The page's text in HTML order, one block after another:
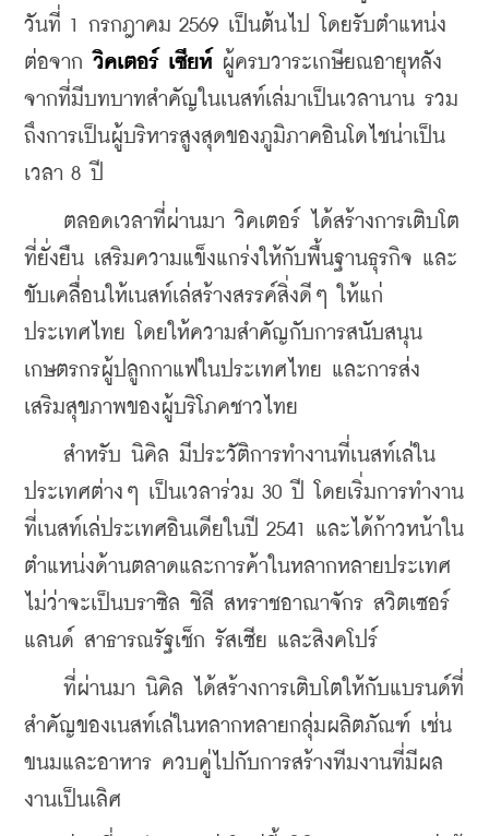
วันที่ 1 กรกฎาคม 2569 เป็นต้นไป โดยรับตำแหน่ง
ต่อจาก วิคเตอร์ เซียห์ ผู้ครบวาระเกษียณอายุหลัง
จากที่มีบทบาทสำคัญในเนสท์เล่มาเป็นเวลานาน รวม
ถึงการเป็นผู้บริหารสูงสุดของภูมิภาคอินโดไชน่าเป็น
เวลา 8 ปี
ตลอดเวลาที่ผ่านมา วิคเตอร์ ได้สร้างการเติบโต
ที่ยั่งยืน เสริมความแข็งแกร่งให้กับพื้นฐานธุรกิจ และ
ขับเคลื่อนให้เนสท์เล่สร้างสรรค์สิ่งดีๆ ให้แก่
ประเทศไทย โดยให้ความสำคัญกับการสนับสนุน
เกษตรกรผู้ปลูกกาแฟในประเทศไทย และการส่ง
เสริมสุขภาพของผู้บริโภคชาวไทย
สำหรับ นิคิล มีประวัติการทำงานที่เนสท์เล่ใน
ประเทศต่างๆ เป็นเวลาร่วม 30 ปี โดยเริ่มการทำงาน
ที่เนสท์เล่ประเทศอินเดียในปี 2541 และได้ก้าวหน้าใน
ตำแหน่งด้านตลาดและการค้าในหลากหลายประเทศ
ไม่ว่าจะเป็นบราซิล ชิลี สหราชอาณาจักร สวิตเซอร์
แลนด์ สาธารณรัฐเช็ก รัสเซีย และสิงคโปร์
ที่ผ่านมา นิคิล ได้สร้างการเติบโตให้กับแบรนด์ที่
สำคัญของเนสท์เล่ในหลากหลายกลุ่มผลิตภัณฑ์ เช่น
ขนมและอาหาร ควบคู่ไปกับการสร้างทีมงานที่มีผล
งานเป็นเลิศ